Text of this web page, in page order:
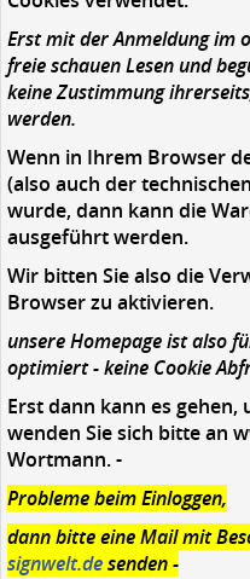
Erst mit der Anmeldung im
freie schauen Lesen und
keine Zustimmung
werden.
Wenn in Ihrem Browser
(also auch der
wurde, dann kann die
ausgeführt werden.
Wir bitten Sie also die
Browser zu aktivieren.
unsere Homepage ist also
optimiert - keine Cookie
Erst dann kann es
wenden Sie sich bitte an
Wortmann. -
Probleme beim Einloggen,
dann bitte eine Mail mit
signwelt.desenden -